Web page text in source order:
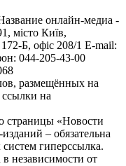
онлайн-медиа -
місто Київ,
Б, офіс 208/1 E-mail:
044-205-43-00
размещённых на
ссылки на
страницы «Новости
– обязательна
гиперссылка.
независимости от